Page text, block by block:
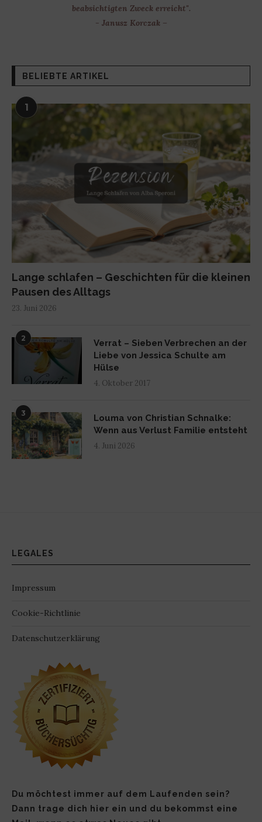
beabsichtigten Zweck erreicht".
- Janusz Korczak –
BELIEBTE ARTIKEL
1
Lange schlafen – Geschichten für die kleinen
Pausen des Alltags
23. Juni 2026
2
Verrat – Sieben Verbrechen an der
Liebe von Jessica Schulte am
Hülse
4. Oktober 2017
3
Louma von Christian Schnalke:
Wenn aus Verlust Familie entsteht
4. Juni 2026
LEGALES
Impressum
Cookie-Richtlinie
Datenschutzerklärung
Du möchtest immer auf dem Laufenden sein?
Dann trage dich hier ein und du bekommst eine